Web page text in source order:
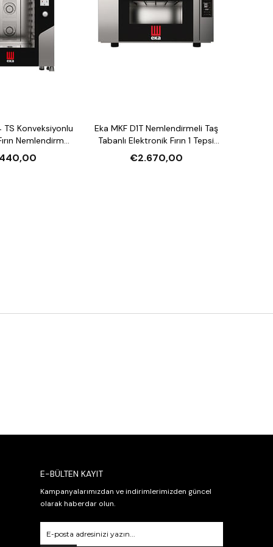
TS Konveksiyonlu
Nemlendirmeli
Elektrikli
Eka MKF D1T Nemlendirmeli Taş
Tabanlı Elektronik Fırın 1 Tepsi
Kapasiteli Elektrikli
€2.670,00
E-BÜLTEN KAYIT
Kampanyalarımızdan ve indirimlerimizden güncel
olarak haberdar olun.